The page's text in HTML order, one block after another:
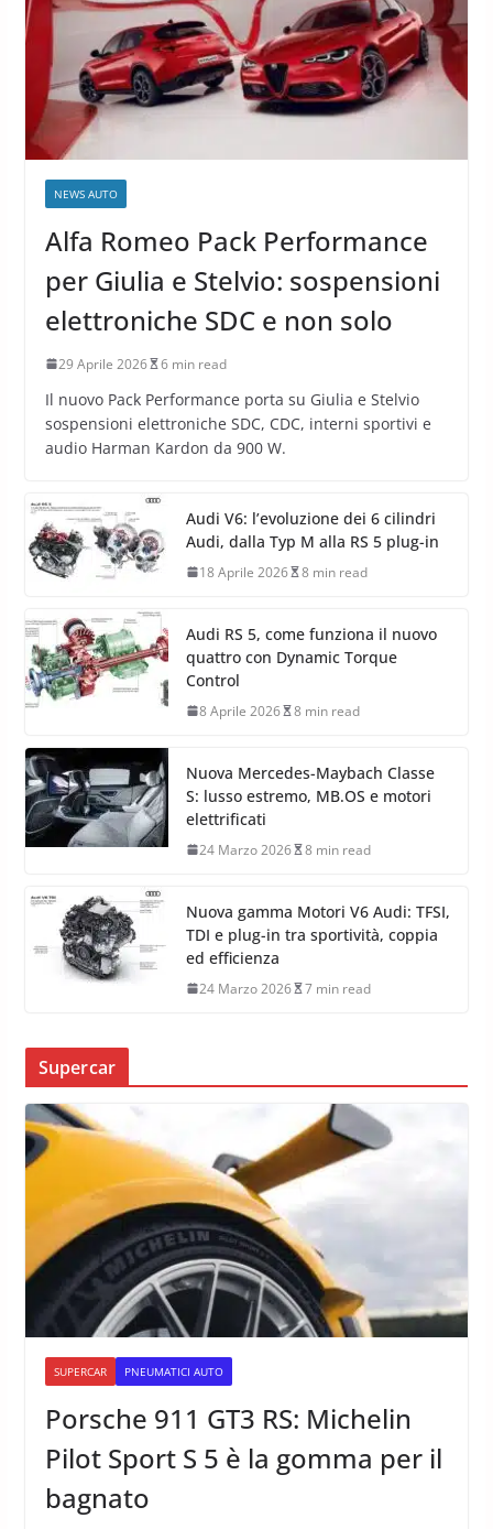
NEWS AUTO
Alfa Romeo Pack Performance
per Giulia e Stelvio: sospensioni
elettroniche SDC e non solo
29 Aprile 2026 6 min read
Il nuovo Pack Performance porta su Giulia e Stelvio
sospensioni elettroniche SDC, CDC, interni sportivi e
audio Harman Kardon da 900 W.
Audi V6: l’evoluzione dei 6 cilindri
Audi, dalla Typ M alla RS 5 plug-in
18 Aprile 2026 8 min read
Audi RS 5, come funziona il nuovo
quattro con Dynamic Torque
Control
8 Aprile 2026 8 min read
Nuova Mercedes-Maybach Classe
S: lusso estremo, MB.OS e motori
elettrificati
24 Marzo 2026 8 min read
Nuova gamma Motori V6 Audi: TFSI,
TDI e plug-in tra sportività, coppia
ed efficienza
24 Marzo 2026 7 min read
Supercar
SUPERCAR PNEUMATICI AUTO
Porsche 911 GT3 RS: Michelin
Pilot Sport S 5 è la gomma per il
bagnato